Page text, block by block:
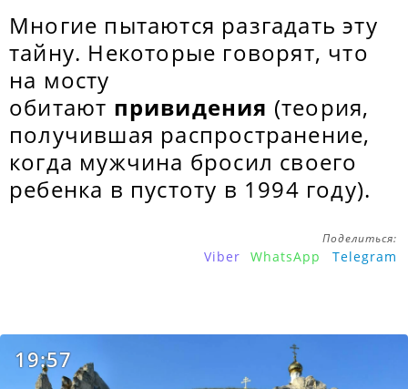
Многие пытаются разгадать эту
тайну. Некоторые говорят, что
на мосту
обитают привидения (теория,
получившая распространение,
когда мужчина бросил своего
ребенка в пустоту в 1994 году).
Поделиться:
Viber WhatsApp Telegram
19:57